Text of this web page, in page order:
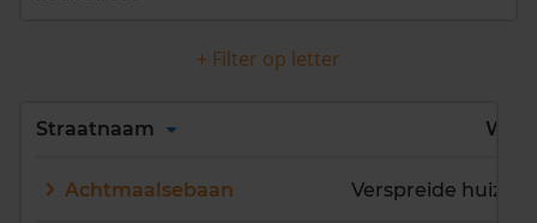
+ Filter op letter
Alles
Straatnaam Wijk
Achtmaalsebaan Verspreide huizen